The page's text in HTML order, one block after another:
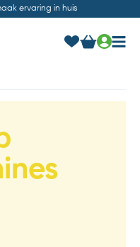
ervaring in huis